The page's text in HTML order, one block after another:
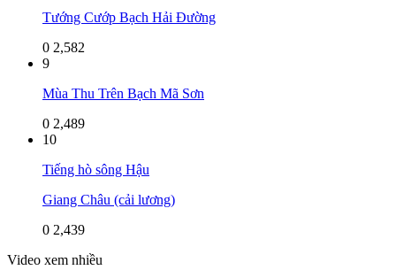
Tướng Cướp Bạch Hải Đường
0 2,582
9
Mùa Thu Trên Bạch Mã Sơn
0 2,489
10
Tiếng hò sông Hậu
Giang Châu (cải lương)
0 2,439
Video xem nhiều